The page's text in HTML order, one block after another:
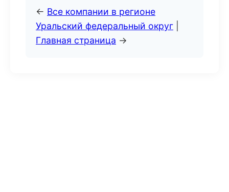
← Все компании в регионе
Уральский федеральный округ
Главная страница →